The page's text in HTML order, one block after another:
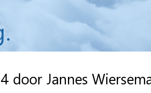
door Jannes